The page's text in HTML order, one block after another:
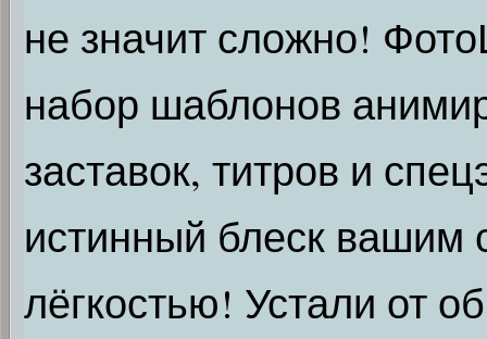
не значит сложно!
набор шаблонов
заставок, титров и
истинный блеск вашим
лёгкостью! Устали от